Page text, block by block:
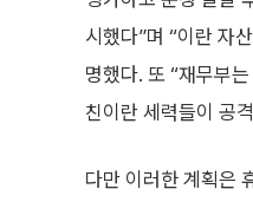
시했다”며 “이란 자
명했다. 또 “재무부
친이란 세력들이 공
다만 이러한 계획은